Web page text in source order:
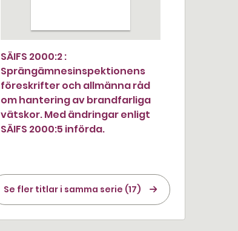
SÄIFS 2000:2 :
Sprängämnesinspektionens
föreskrifter och allmänna råd
om hantering av brandfarliga
vätskor. Med ändringar enligt
SÄIFS 2000:5 införda.
Se fler titlar i samma serie (17)